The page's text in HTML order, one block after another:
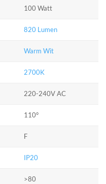
100 Watt
820 Lumen
Warm Wit
2700K
220-240V AC
110°
F
IP20
>80